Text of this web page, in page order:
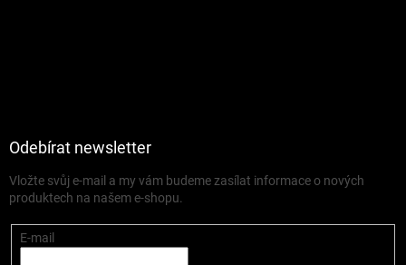
Odebírat newsletter
Vložte svůj e-mail a my vám budeme zasílat informace o nových
produktech na našem e-shopu.
E-mail